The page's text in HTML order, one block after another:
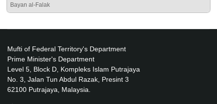
Bayan al-Falak
Mufti of Federal Territory's Department
Prime Minister's Department
Level 5, Block D, Kompleks Islam Putrajaya
No. 3, Jalan Tun Abdul Razak, Presint 3
62100 Putrajaya, Malaysia.